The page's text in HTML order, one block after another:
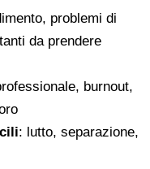
problemi di
da prendere
burnout,
: lutto, separazione,